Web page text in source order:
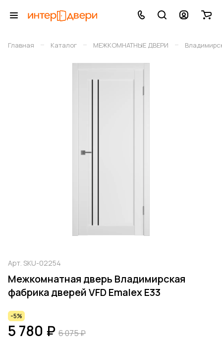
Главная – Каталог – МЕЖКОМНАТНЫЕ ДВЕРИ –
Арт. SKU-02254
Межкомнатная дверь Владимирская
фабрика дверей VFD Emalex E33
-5%
5 780 ₽ 6 075 ₽